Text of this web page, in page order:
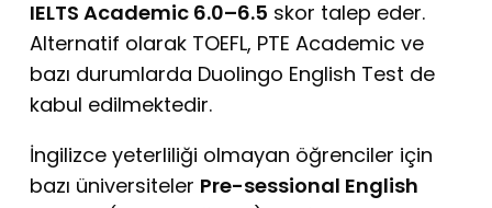
IELTS Academic 6.0–6.5 skor talep eder.
Alternatif olarak TOEFL, PTE Academic ve
bazı durumlarda Duolingo English Test de
kabul edilmektedir.
İngilizce yeterliliği olmayan öğrenciler için
bazı üniversiteler Pre-sessional English